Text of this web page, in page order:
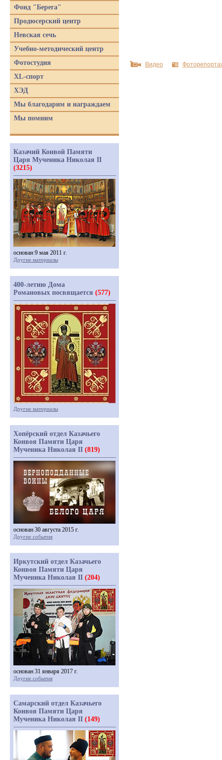
Видео
Фонд "Берега"
Продюсерский центр
Невская сечь
Учебно-методический центр
Фотостудия
XL-спорт
ХЭД
Мы благодарим и награждаем
Мы помним
Казачий Конвой Памяти
Царя Мученика Николая II
(3215)
основан 9 мая 2011 г.
Другие материалы
400-летию Дома
Романовых посвящается (577)
Другие материалы
Хопёрский отдел Казачьего
Конвоя Памяти Царя
Мученика Николая II (819)
основан 30 августа 2015 г.
Другие события
Иркутский отдел Казачьего
Конвоя Памяти Царя
Мученика Николая II (204)
основан 31 января 2017 г.
Другие события
Самарский отдел Казачьего
Конвоя Памяти Царя
Мученика Николая II (149)